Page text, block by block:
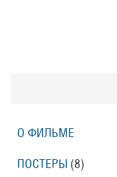
О ФИЛЬМЕ
ПОСТЕРЫ (8)